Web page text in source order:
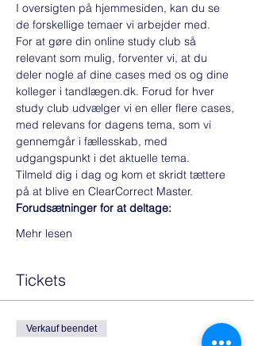
I oversigten på hjemmesiden, kan du se
de forskellige temaer vi arbejder med.
For at gøre din online study club så
relevant som mulig, forventer vi, at du
deler nogle af dine cases med os og dine
kolleger i tandlægen.dk. Forud for hver
study club udvælger vi en eller flere cases,
med relevans for dagens tema, som vi
gennemgår i fællesskab, med
udgangspunkt i det aktuelle tema.
Tilmeld dig i dag og kom et skridt tættere
på at blive en ClearCorrect Master.
Forudsætninger for at deltage:
Mehr lesen
Tickets
Verkauf beendet